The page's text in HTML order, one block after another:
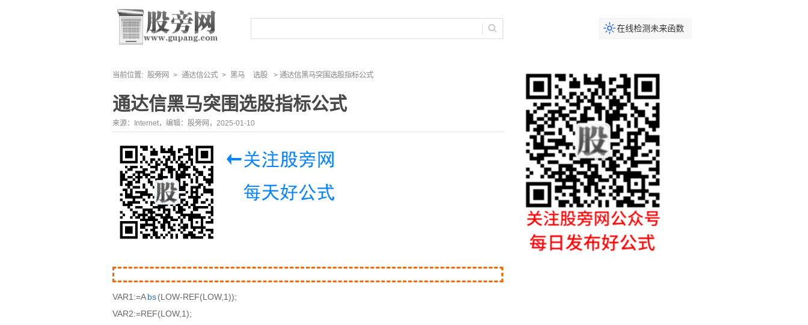
在线检测未来函数
当前位置: 股旁网 > 通达信公式 > 黑马 选股 > 通达信黑马突围选股指标公式
通达信黑马突围选股指标公式
来源：Internet，编辑：股旁网，2025-01-10
VAR1:=Abs(LOW-REF(LOW,1));
VAR2:=REF(LOW,1);